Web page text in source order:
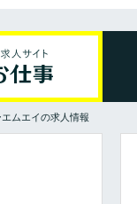
ムエイの求人情報